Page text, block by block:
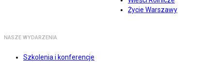
Życie Warszawy
NASZE WYDARZENIA
Szkolenia i konferencje